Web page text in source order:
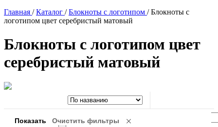
Главная / Каталог / Блокноты с логотипом / Блокноты с
логотипом цвет серебристый матовый
Блокноты с логотипом цвет
серебристый матовый